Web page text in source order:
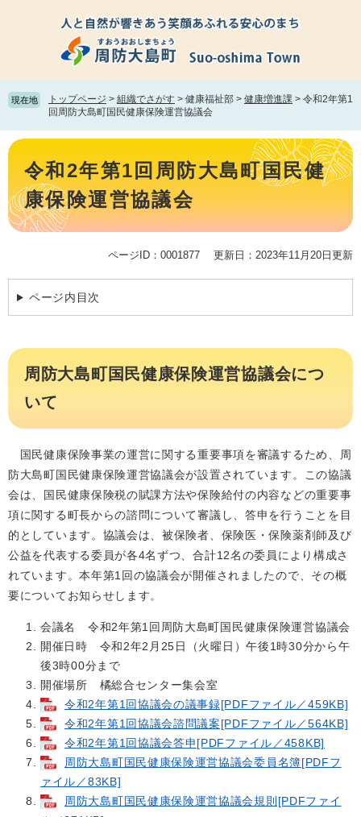
頭
で
飛
ば
て
現在地 トップページ > 組織でさがす > 健康福祉部 > 健康増進課 > 令和2年第1
回周防大島町国民健康保険運営協議会
本
令和2年第1回周防大島町国民健
康保険運営協議会
ページID：0001877 更新日：2023年11月20日更新
ページ内目次
周防大島町国民健康保険運営協議会につ
いて
国民健康保険事業の運営に関する重要事項を審議するため、周
防大島町国民健康保険運営協議会が設置されています。この協議
会は、国民健康保険税の賦課方法や保険給付の内容などの重要事
項に関する町長からの諮問について審議し、答申を行うことを目
的としています。協議会は、被保険者、保険医・保険薬剤師及び
公益を代表する委員が各4名ずつ、合計12名の委員により構成さ
れています。本年第1回の協議会が開催されましたので、その概
要についてお知らせします。
会議名 令和2年第1回周防大島町国民健康保険運営協議会
開催日時 令和2年2月25日（火曜日）午後1時30分から午
後3時00分まで
開催場所 橘総合センター集会室
令和2年第1回協議会の議事録[PDFファイル／459KB]
令和2年第1回協議会諮問議案[PDFファイル／564KB]
令和2年第1回協議会答申[PDFファイル／458KB]
周防大島町国民健康保険運営協議会委員名簿[PDFフ
ァイル／83KB]
周防大島町国民健康保険運営協議会規則[PDFファイ